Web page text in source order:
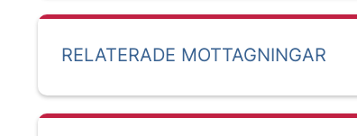
RELATERADE MOTTAGNINGAR